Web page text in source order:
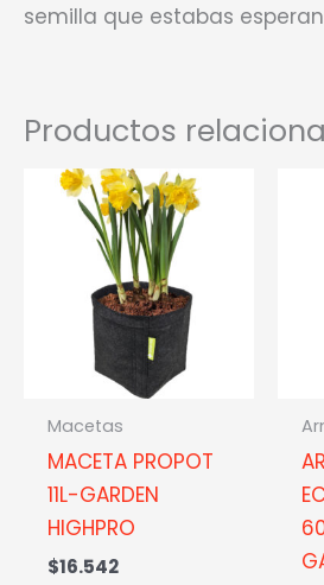
semilla que estabas
Productos
Macetas
MACETA PROPOT
11L-GARDEN
HIGHPRO
$16.542